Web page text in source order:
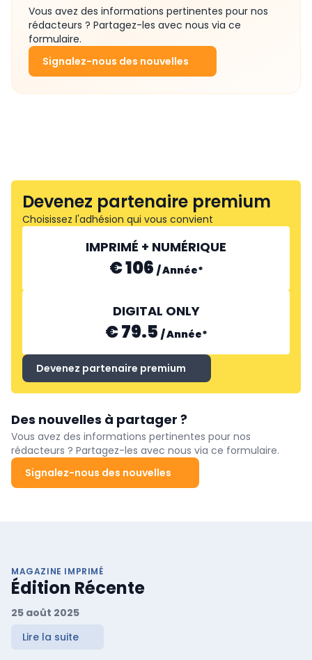
Vous avez des informations pertinentes pour nos
rédacteurs ? Partagez-les avec nous via ce
formulaire.
Signalez-nous des nouvelles
Devenez partenaire premium
Choisissez l'adhésion qui vous convient
IMPRIMÉ + NUMÉRIQUE
€ 106 /Année*
DIGITAL ONLY
€ 79.5 /Année*
Devenez partenaire premium
Des nouvelles à partager ?
Vous avez des informations pertinentes pour nos
rédacteurs ? Partagez-les avec nous via ce formulaire.
Signalez-nous des nouvelles
MAGAZINE IMPRIMÉ
Édition Récente
25 août 2025
Lire la suite